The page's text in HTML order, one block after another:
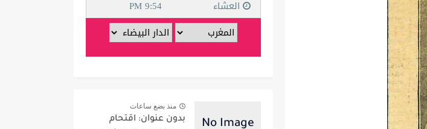
منذ بضع ساعات
بدون عنوان: اقتحام